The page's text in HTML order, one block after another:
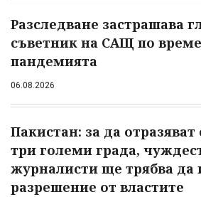
Разследване застрашава
съветник на САЩ по
пандемията
06.08.2026
Пакистан: за да
три големи града,
журналисти ще трябва да
разрешение от властите